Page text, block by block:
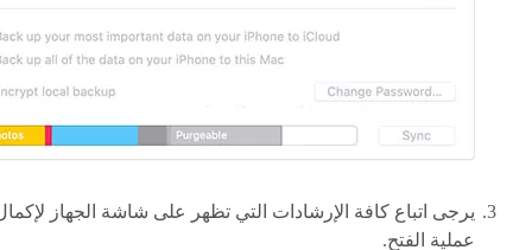
يرجى اتباع كافة الإرشادات التي تظهر على شاشة الجهاز
عملية الفتح.